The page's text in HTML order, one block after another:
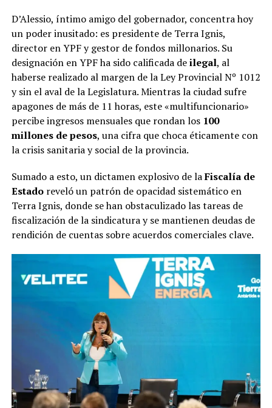
D’Alessio, íntimo amigo del gobernador, concentra hoy
un poder inusitado: es presidente de Terra Ignis,
director en YPF y gestor de fondos millonarios. Su
designación en YPF ha sido calificada deilegal, al
haberse realizado al margen de la Ley Provincial Nº 1012
y sin el aval de la Legislatura. Mientras la ciudad sufre
apagones de más de 11 horas, este «multifuncionario»
percibe ingresos mensuales que rondan los 100
millones de pesos, una cifra que choca éticamente con
la crisis sanitaria y social de la provincia.
Sumado a esto, un dictamen explosivo de laFiscalía de
Estadoreveló un patrón de opacidad sistemático en
Terra Ignis, donde se han obstaculizado las tareas de
fiscalización de la sindicatura y se mantienen deudas de
rendición de cuentas sobre acuerdos comerciales clave.